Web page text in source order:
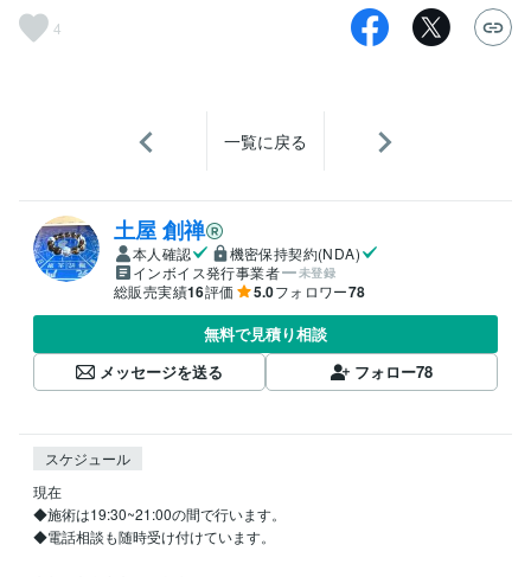
4
一覧に戻る
土屋 創禅
本人確認
機密保持契約(NDA)
インボイス発行事業者
未登録
総販売実績16評価 5.0フォロワー78
無料で見積り相談
メッセージを送る
フォロー78
スケジュール
現在
◆施術は19:30~21:00の間で行います。
◆電話相談も随時受け付けています。